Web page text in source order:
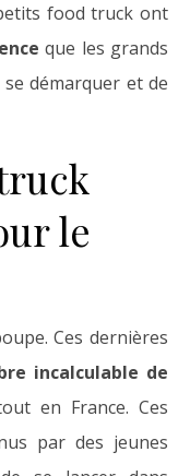
food truck ont
que les grands
démarquer et de
le
Ces dernières
incalculable de
en France. Ces
par des jeunes